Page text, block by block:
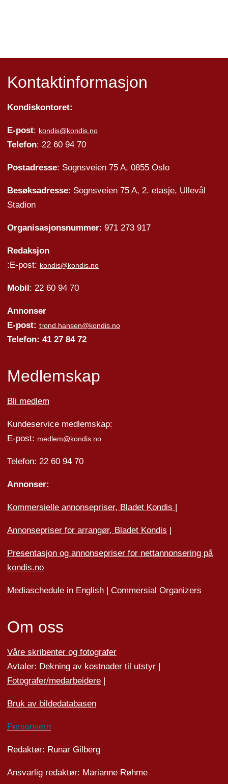
Kontaktinformasjon
Kondiskontoret:
E-post: kondis@kondis.no
Telefon: 22 60 94 70
Postadresse: Sognsveien 75 A, 0855 Oslo
Besøksadresse: Sognsveien 75 A, 2. etasje, Ullevål
Stadion
Organisasjonsnummer: 971 273 917
Redaksjon
:E-post: kondis@kondis.no
Mobil: 22 60 94 70
Annonser
E-post: trond.hansen@kondis.no
Telefon: 41 27 84 72
Medlemskap
Bli medlem
Kundeservice medlemskap:
E-post: medlem@kondis.no
Telefon: 22 60 94 70
Annonser:
Kommersielle annonsepriser, Bladet Kondis |
Annonsepriser for arrangør, Bladet Kondis |
Presentasjon og annonsepriser for nettannonsering på
kondis.no
Mediaschedule in English | Commersial Organizers
Om oss
Våre skribenter og fotografer
Avtaler: Dekning av kostnader til utstyr|
Fotografer/medarbeidere|
Bruk av bildedatabasen
Personvern
Redaktør: Runar Gilberg
Ansvarlig redaktør: Marianne Røhme